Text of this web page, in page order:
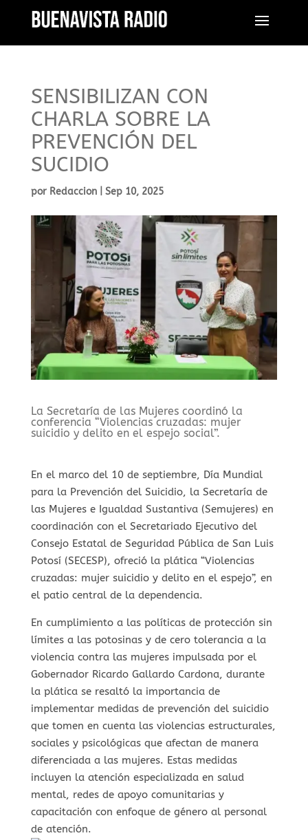
SENSIBILIZAN CON
CHARLA SOBRE LA
PREVENCIÓN DEL
SUCIDIO
por Redaccion| Sep 10, 2025
⁠La Secretaría de las Mujeres coordinó la
conferencia “Violencias cruzadas: mujer
suicidio y delito en el espejo social”.
En el marco del 10 de septiembre, Día Mundial
para la Prevención del Suicidio, la Secretaría de
las Mujeres e Igualdad Sustantiva (Semujeres) en
coordinación con el Secretariado Ejecutivo del
Consejo Estatal de Seguridad Pública de San Luis
Potosí (SECESP), ofreció la plática “Violencias
cruzadas: mujer suicidio y delito en el espejo”, en
el patio central de la dependencia.
En cumplimiento a las políticas de protección sin
límites a las potosinas y de cero tolerancia a la
violencia contra las mujeres impulsada por el
Gobernador Ricardo Gallardo Cardona, durante
la plática se resaltó la importancia de
implementar medidas de prevención del suicidio
que tomen en cuenta las violencias estructurales,
sociales y psicológicas que afectan de manera
diferenciada a las mujeres. Estas medidas
incluyen la atención especializada en salud
mental, redes de apoyo comunitarias y
capacitación con enfoque de género al personal
de atención.